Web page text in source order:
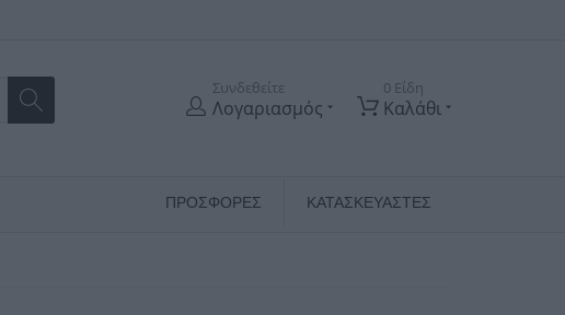
Συνδεθείτε
Λογαριασμός
0 Είδη
Καλάθι
ΠΡΟΣΦΟΡΕΣ ΚΑΤΑΣΚΕΥΑΣΤΈΣ